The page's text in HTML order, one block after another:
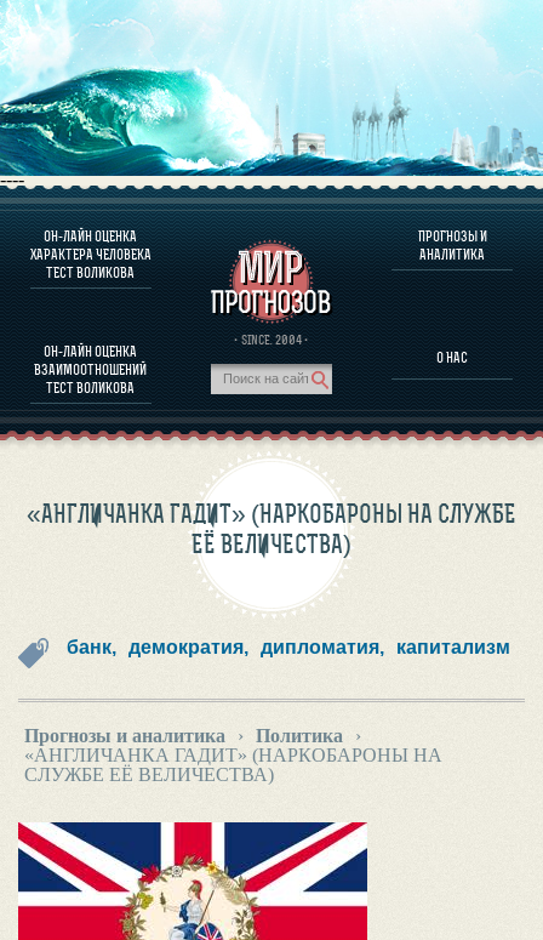
----
ОН-ЛАЙН ОЦЕНКА
ХАРАКТЕРА ЧЕЛОВЕКА
ТЕСТ ВОЛИКОВА
ОН-ЛАЙН ОЦЕНКА
ВЗАИМООТНОШЕНИЙ
ТЕСТ ВОЛИКОВА
· SINCE. 2004 ·
ПРОГНОЗЫ И
АНАЛИТИКА
О НАС
О ПРОГРАММЕ
ОЦЕНКА ХАРАКТЕРA ЧЕЛОВЕКА
ОЦЕНКА ХАРАКТЕРА ВЫДАЮЩИХСЯ ЛИЧНОСТЕЙ
О ПРОГРАММЕ
ПРОГНОЗЫ И АНАЛИТИКА
«АНГЛИЧАНКА ГАДИТ» (НАРКОБАРОНЫ НА СЛУЖБЕ
ЕЁ ВЕЛИЧЕСТВА)
банк, демократия, дипломатия, капитализм
Прогнозы и аналитика › Политика
›
«АНГЛИЧАНКА ГАДИТ» (НАРКОБАРОНЫ НА
СЛУЖБЕ ЕЁ ВЕЛИЧЕСТВА)